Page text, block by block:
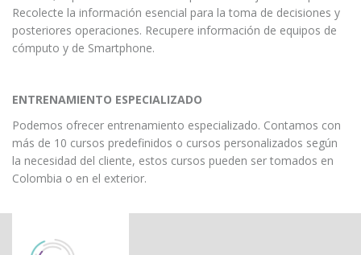
Recolecte la información esencial para la toma de decisiones y
posteriores operaciones. Recupere información de equipos de
cómputo y de Smartphone.
ENTRENAMIENTO ESPECIALIZADO
Podemos ofrecer entrenamiento especializado. Contamos con
más de 10 cursos predefinidos o cursos personalizados según
la necesidad del cliente, estos cursos pueden ser tomados en
Colombia o en el exterior.